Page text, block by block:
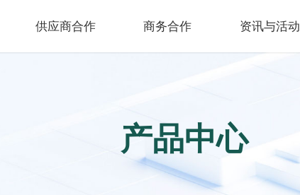
供应商合作 商务合作 资讯与活动
产品中心